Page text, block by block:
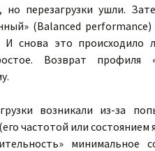
перезагрузки ушли.
(Balanced
И снова это происходило
Возврат профиля
возникали из-за
частотой или состоянием
минимальное